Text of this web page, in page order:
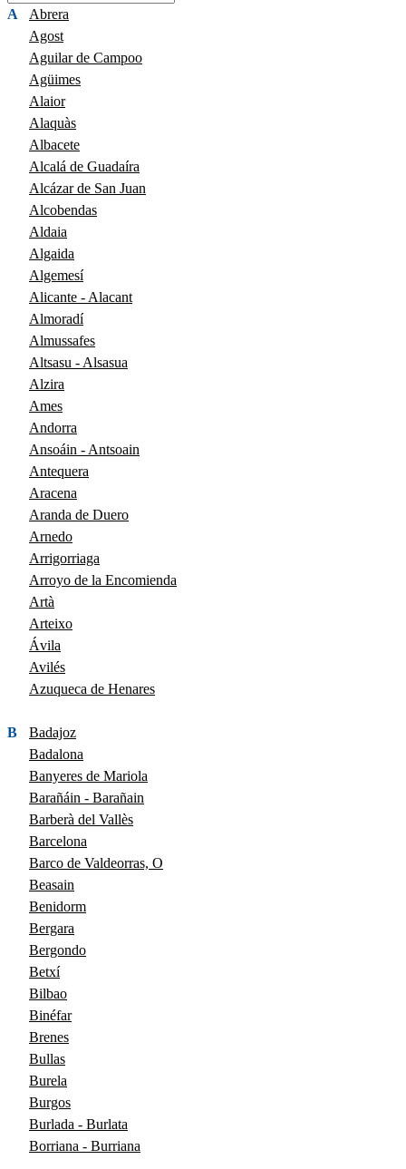
A
Abrera
Agost
Aguilar de Campoo
Agüimes
Alaior
Alaquàs
Albacete
Alcalá de Guadaíra
Alcázar de San Juan
Alcobendas
Aldaia
Algaida
Algemesí
Alicante - Alacant
Almoradí
Almussafes
Altsasu - Alsasua
Alzira
Ames
Andorra
Ansoáin - Antsoain
Antequera
Aracena
Aranda de Duero
Arnedo
Arrigorriaga
Arroyo de la Encomienda
Artà
Arteixo
Ávila
Avilés
Azuqueca de Henares
B
Badajoz
Badalona
Banyeres de Mariola
Barañáin - Barañain
Barberà del Vallès
Barcelona
Barco de Valdeorras, O
Beasain
Benidorm
Bergara
Bergondo
Betxí
Bilbao
Binéfar
Brenes
Bullas
Burela
Burgos
Burlada - Burlata
Borriana - Burriana